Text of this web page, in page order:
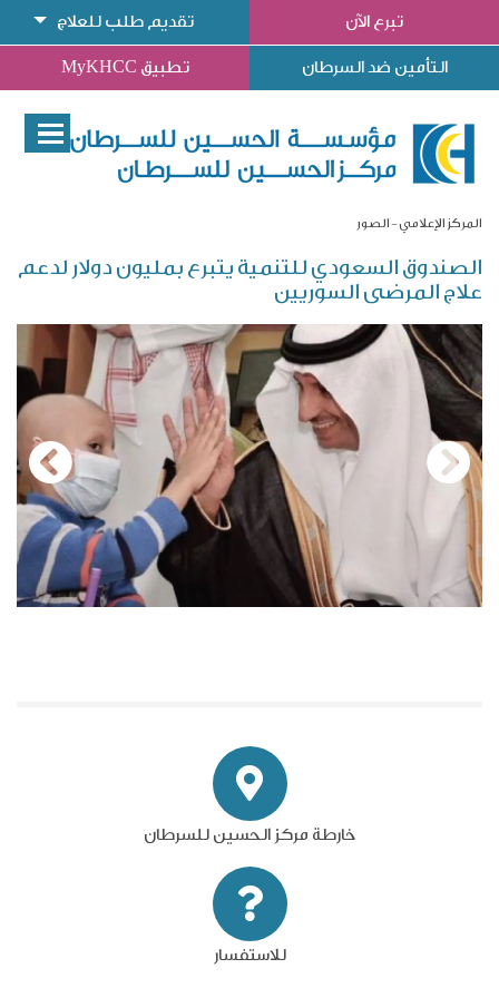
تبرع الآن تقديم طلب للعلاج
التأمين ضد السرطان تطبيق MyKHCC
المركز الإعلامي الصور
الصندوق السعودي للتنمية يتبرع بمليون دولار لدعم
علاج المرضى السوريين
خارطة مركز الحسين للسرطان
للاستفسار